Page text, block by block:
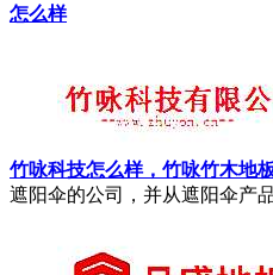
怎么样
竹咏科技怎么样，竹咏竹木地
遮阳伞的公司，并从遮阳伞产